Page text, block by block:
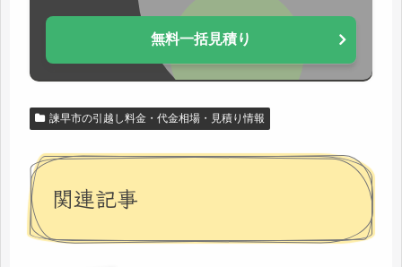
無料一括見積り
諫早市の引越し料金・代金相場・見積り情報
関連記事